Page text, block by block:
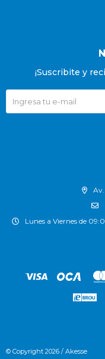
Lunes a Viernes de
¡Suscribite y
© Copyright 2026 / Akesse